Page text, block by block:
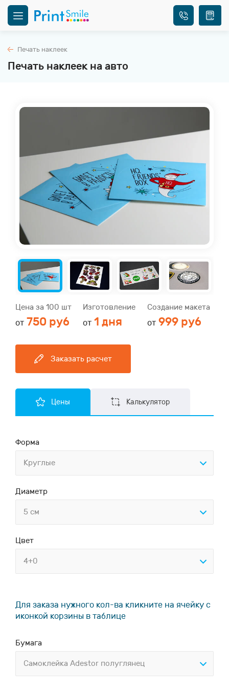
Печать наклеек
Печать наклеек на авто
Цена за 100 шт
от 750 руб
Изготовление
от 1 дня
Создание макета
от999 руб
Заказать расчет
Цены Калькулятор
Форма
Круглые
Диаметр
5 см
Цвет
4+0
Для заказа нужного кол-ва кликните на ячейку с
иконкой корзины в таблице
Бумага
Самоклейка Adestor полуглянец